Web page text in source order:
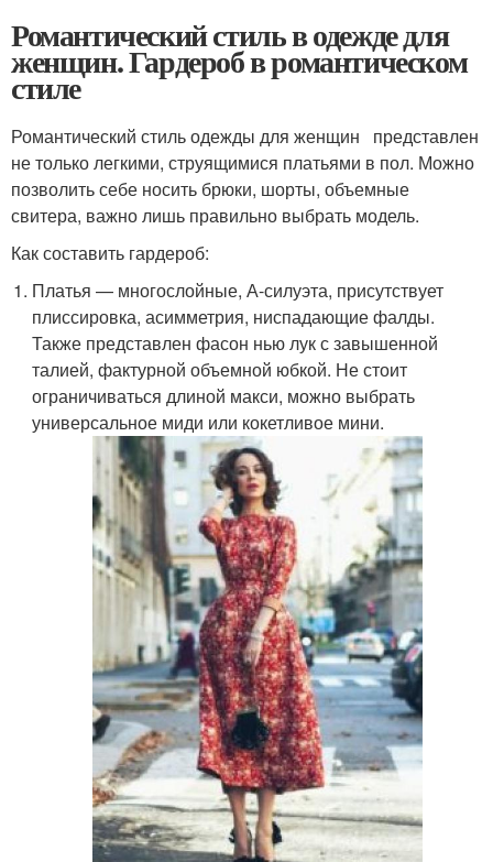
Романтический стиль в одежде для
женщин. Гардероб в романтическом
стиле
Романтический стиль одежды для женщин представлен
не только легкими, струящимися платьями в пол. Можно
позволить себе носить брюки, шорты, объемные
свитера, важно лишь правильно выбрать модель.
Как составить гардероб:
Платья — многослойные, А-силуэта, присутствует
плиссировка, асимметрия, ниспадающие фалды.
Также представлен фасон нью лук с завышенной
талией, фактурной объемной юбкой. Не стоит
ограничиваться длиной макси, можно выбрать
универсальное миди или кокетливое мини.